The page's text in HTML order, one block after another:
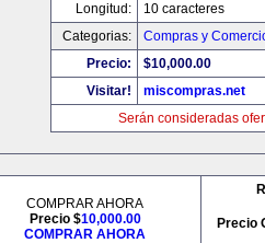
Longitud:
10 caracteres
Categorias:
Compras y
Precio:
$10,000.00
Visitar!
miscompras.net
Serán consideradas
COMPRAR AHORA
Precio $10,000.00
COMPRAR AHORA
Precio